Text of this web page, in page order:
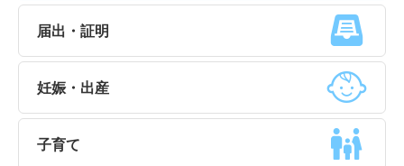
届出・証明
妊娠・出産
子育て